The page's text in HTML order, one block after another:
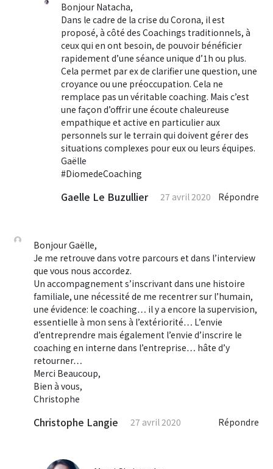
Bonjour Natacha,
Dans le cadre de la crise du Corona, il est
proposé, à côté des Coachings traditionnels, à
ceux qui en ont besoin, de pouvoir bénéficier
rapidement d’une séance unique d’1h ou plus.
Cela permet par ex de clarifier une question, une
croyance ou une préoccupation. Cela ne
remplace pas un véritable coaching. Mais c’est
une façon d’offrir une écoute chaleureuse
empathique et active en particulier aux
personnels sur le terrain qui doivent gérer des
situations complexes pour eux ou leurs équipes.
Gaëlle
#DiomedeCoaching
Gaelle Le Buzullier 27 avril 2020 Répondre
Bonjour Gaëlle,
Je me retrouve dans votre parcours et dans l’interview
que vous nous accordez.
Un accompagnement s’inscrivant dans une histoire
familiale, une nécessité de me recentrer sur l’humain,
une évidence: le coaching… il y a encore la supervision,
essentielle à mon sens à l’extériorité… L’envie
d’entreprendre mais également l’envie d’inscrire le
coaching en interne dans l’entreprise… hâte d’y
retourner…
Merci Beaucoup,
Bien à vous,
Christophe
Christophe Langie 27 avril 2020 Répondre